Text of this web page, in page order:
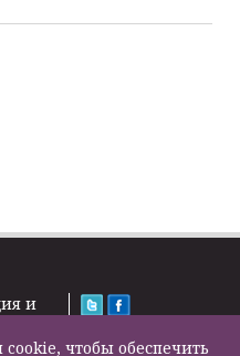
и
чтобы обеспечить